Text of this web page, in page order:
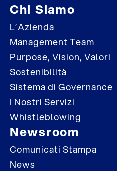
Chi Siamo
L’Azienda
Management Team
Purpose, Vision, Valori
Sostenibilità
Sistema di Governance
I Nostri Servizi
Whistleblowing
Newsroom
Comunicati Stampa
News